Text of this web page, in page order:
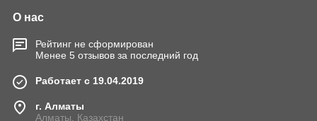
О нас
Рейтинг не сформирован
Менее 5 отзывов за последний год
Работает с 19.04.2019
г. Алматы
Алматы, Казахстан